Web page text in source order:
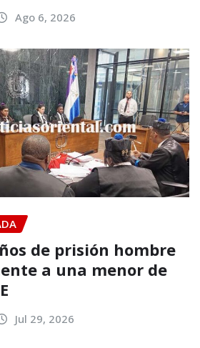
Ago 6, 2026
de prisión hombre
a una menor de
Jul 29, 2026